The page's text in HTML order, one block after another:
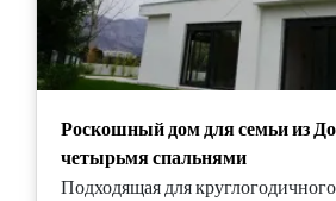
Роскошный дом для семьи из
четырьмя спальнями
Подходящая для